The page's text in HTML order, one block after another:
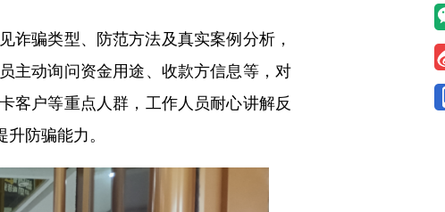
骗类型、防范方法及真实案例分析，
主动询问资金用途、收款方信息等，对
客户等重点人群，工作人员耐心讲解反
防骗能力。